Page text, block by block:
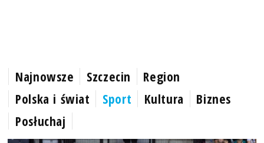
Najnowsze Szczecin
Region
Polska i świat
Sport Kultura
Biznes
Posłuchaj